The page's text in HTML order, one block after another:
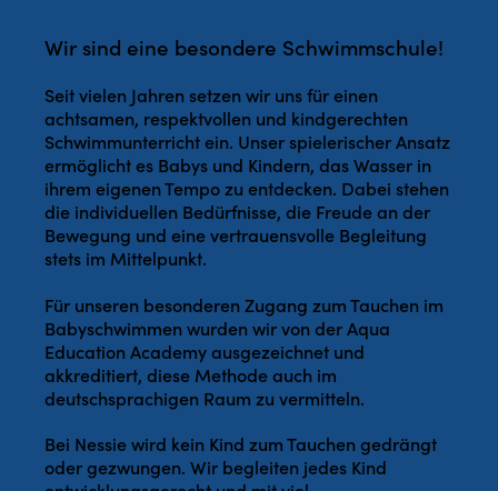
Wir sind eine besondere Schwimmschule!
Seit vielen Jahren setzen wir uns für einen
achtsamen, respektvollen und kindgerechten
Schwimmunterricht ein. Unser spielerischer Ansatz
ermöglicht es Babys und Kindern, das Wasser in
ihrem eigenen Tempo zu entdecken. Dabei stehen
die individuellen Bedürfnisse, die Freude an der
Bewegung und eine vertrauensvolle Begleitung
stets im Mittelpunkt.
Für unseren besonderen Zugang zum Tauchen im
Babyschwimmen wurden wir von der Aqua
Education Academy ausgezeichnet und
akkreditiert, diese Methode auch im
deutschsprachigen Raum zu vermitteln.
Bei Nessie wird kein Kind zum Tauchen gedrängt
oder gezwungen. Wir begleiten jedes Kind